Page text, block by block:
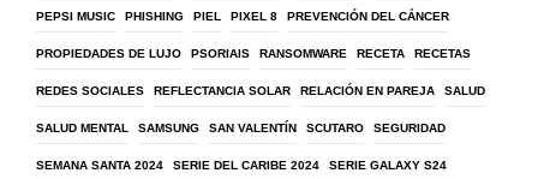
PEPSI MUSIC PHISHING PIEL PIXEL 8 PREVENCIÓN DEL CÁNCER
PROPIEDADES DE LUJO PSORIAIS RANSOMWARE RECETA RECETAS
REDES SOCIALES REFLECTANCIA SOLAR RELACIÓN EN PAREJA SALUD
SALUD MENTAL SAMSUNG SAN VALENTÍN SCUTARO SEGURIDAD
SEMANA SANTA 2024 SERIE DEL CARIBE 2024 SERIE GALAXY S24